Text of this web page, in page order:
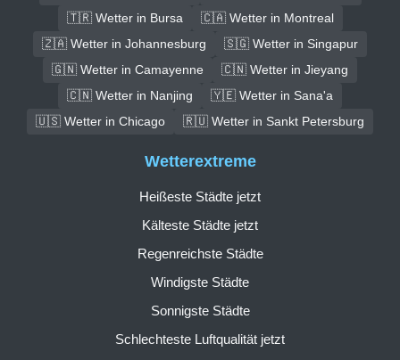
🇹🇷 Wetter in Bursa
🇨🇦 Wetter in Montreal
🇿🇦 Wetter in Johannesburg
🇸🇬 Wetter in Singapur
🇬🇳 Wetter in Camayenne
🇨🇳 Wetter in Jieyang
🇨🇳 Wetter in Nanjing
🇾🇪 Wetter in Sana'a
🇺🇸 Wetter in Chicago
🇷🇺 Wetter in Sankt Petersburg
Wetterextreme
Heißeste Städte jetzt
Kälteste Städte jetzt
Regenreichste Städte
Windigste Städte
Sonnigste Städte
Schlechteste Luftqualität jetzt